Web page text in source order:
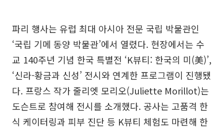
파리 행사는 유럽 최대 아시아 전문 국립 박물관인
‘국립 기메 동양 박물관’에서 열렸다. 현장에서는 수
교 140주년 기념 한국 특별전 ‘K뷰티: 한국의 미(美)’,
‘신라-황금과 신성’ 전시와 연계한 프로그램이 진행됐
다. 프랑스 작가 줄리엣 모리오(Juliette Morillot)는
도슨트로 참여해 전시를 소개했다. 공사는 고품격 한
식 케이터링과 피부 진단 등 K뷰티 체험도 마련해 한